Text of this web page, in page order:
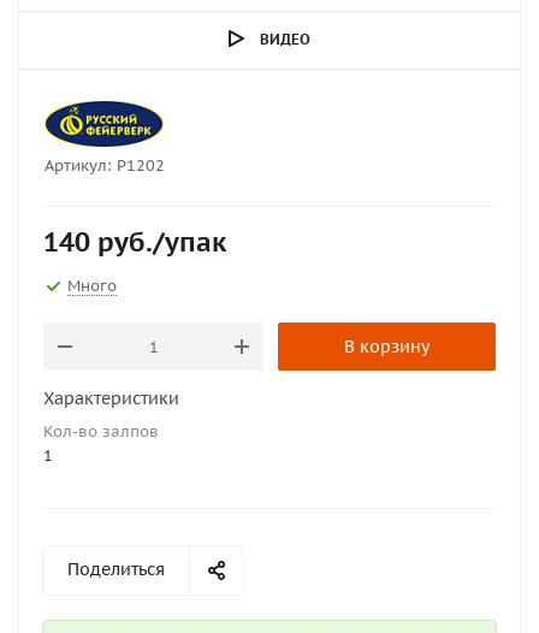
ВИДЕО
Артикул: Р1202
140 руб./упак
Много
В корзину
Характеристики
Кол-во залпов
1
Поделиться